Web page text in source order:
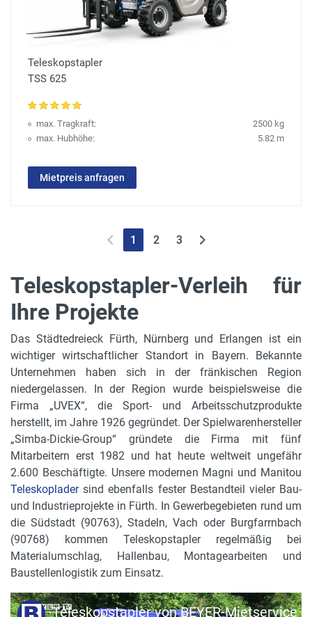
Teleskopstapler
TSS 625
max. Tragkraft:
2500 kg
max. Hubhöhe:
5.82 m
Mietpreis anfragen
1 2 3
Teleskopstapler-Verleih für
Ihre Projekte
Das Städtedreieck Fürth, Nürnberg und Erlangen ist ein
wichtiger wirtschaftlicher Standort in Bayern. Bekannte
Unternehmen haben sich in der fränkischen Region
niedergelassen. In der Region wurde beispielsweise die
Firma „UVEX“, die Sport- und Arbeitsschutzprodukte
herstellt, im Jahre 1926 gegründet. Der Spielwarenhersteller
„Simba-Dickie-Group“ gründete die Firma mit fünf
Mitarbeitern erst 1982 und hat heute weltweit ungefähr
2.600 Beschäftigte. Unsere modernen Magni und Manitou
Teleskopladersind ebenfalls fester Bestandteil vieler Bau-
und Industrieprojekte in Fürth. In Gewerbegebieten rund um
die Südstadt (90763), Stadeln, Vach oder Burgfarrnbach
(90768) kommen Teleskopstapler regelmäßig bei
Materialumschlag, Hallenbau, Montagearbeiten und
Baustellenlogistik zum Einsatz.
Teleskopstapler von BEYER-Mietservice